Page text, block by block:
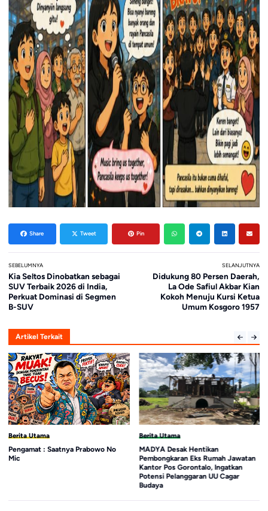
Share Tweet Pin
SEBELUMNYA
Kia Seltos Dinobatkan sebagai
SUV Terbaik 2026 di India,
Perkuat Dominasi di Segmen
B-SUV
SELANJUTNYA
Didukung 80 Persen Daerah,
La Ode Safiul Akbar Kian
Kokoh Menuju Kursi Ketua
Umum Kosgoro 1957
Artikel Terkait
Berita Utama
Pengamat : Saatnya Prabowo No
Mic
Berita Utama
MADYA Desak Hentikan
Pembongkaran Eks Rumah Jawatan
Kantor Pos Gorontalo, Ingatkan
Potensi Pelanggaran UU Cagar
Budaya